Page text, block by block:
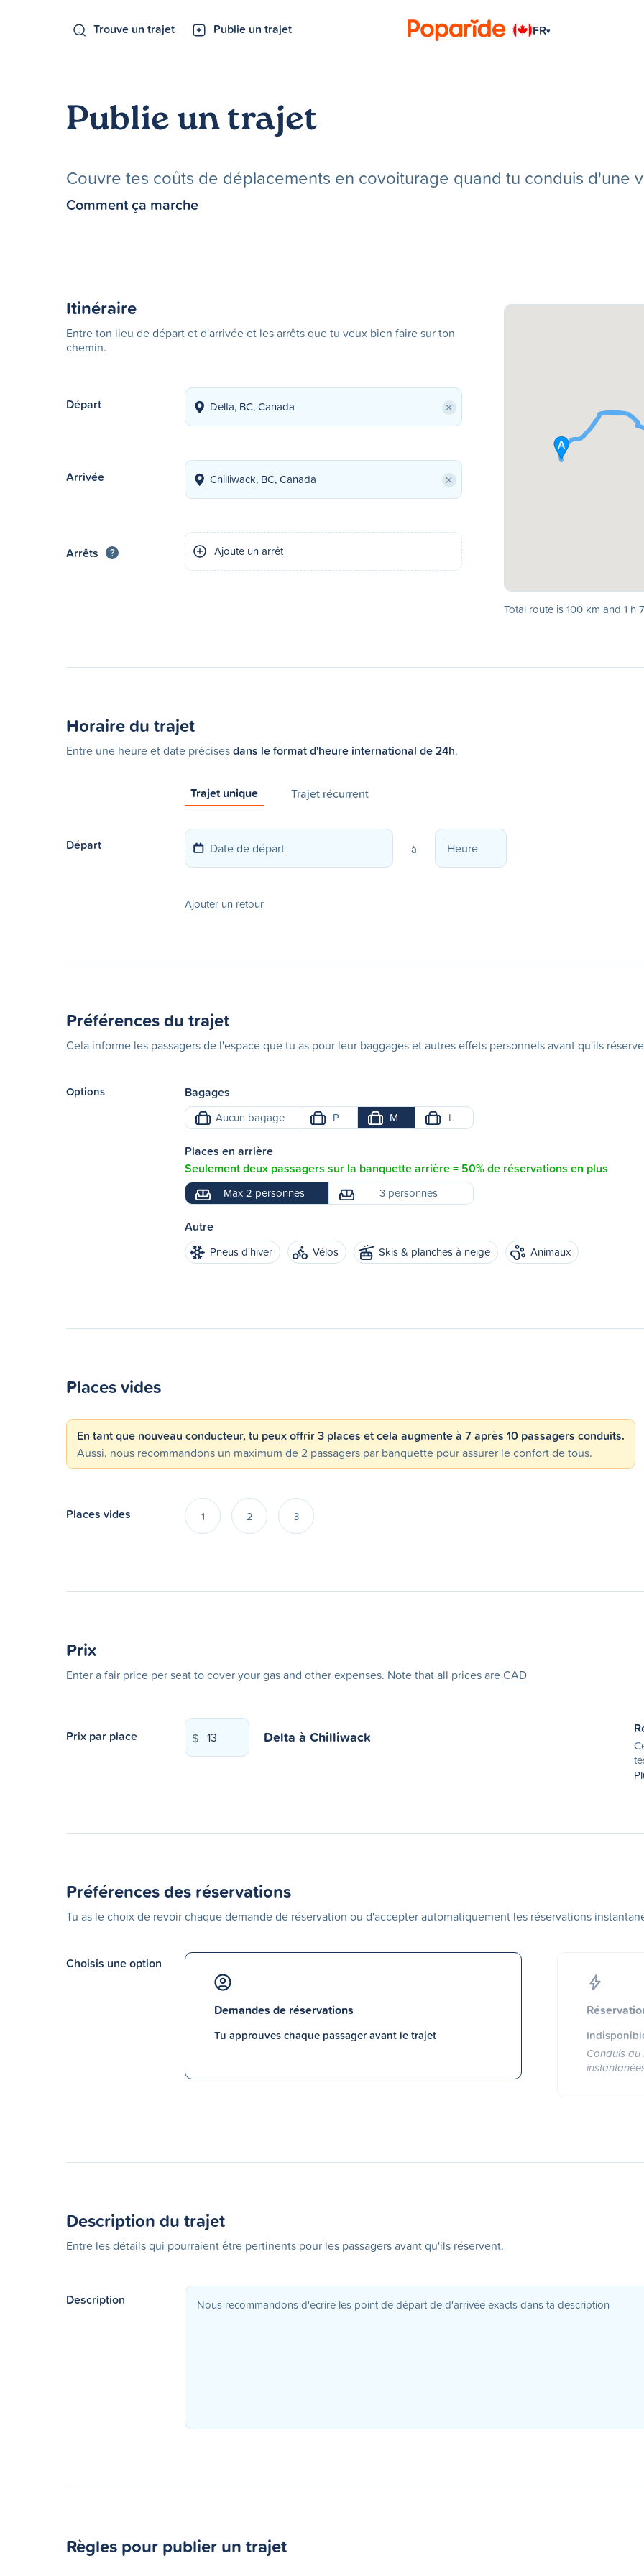
Trouve un trajet Publie un trajet FR▾
Publie un trajet
Couvre tes coûts de déplacements en covoiturage quand tu conduis d'une
Comment ça marche
Itinéraire
Entre ton lieu de départ et d'arrivée et les arrêts que tu veux bien faire sur ton
chemin.
Départ ×
Arrivée ×
Arrêts ? Ajoute un arrêt
Total route is 100 km and 1 h
Horaire du trajet
Entre une heure et date précisesdans le format d'heure international de 24h.
Trajet unique Trajet récurrent
Départ à
Ajouter un retour
Préférences du trajet
Cela informe les passagers de l'espace que tu as pour leur baggages et autres effets personnels avant qu'ils
Options Bagages
Aucun bagage P M L
Places en arrière
Seulement deux passagers sur la banquette arrière = 50% de réservations en plus
Max 2 personnes 3 personnes
Autre
Pneus d'hiver Vélos Skis & planches à neige Animaux
Places vides
En tant que nouveau conducteur, tu peux offrir 3 places et cela augmente à 7 après 10 passagers conduits.
Aussi, nous recommandons un maximum de 2 passagers par banquette pour assurer le confort de tous.
Places vides 1 2 3
Prix
Enter a fair price per seat to cover your gas and other expenses. Note that all prices areCAD
Prix par place $ Delta àChilliwack
Préférences des réservations
Tu as le choix de revoir chaque demande de réservation ou d'accepter automatiquement les réservations
Choisis une option
Demandes de réservations
Tu approuves chaque passager avant le trajet
Conduis
Description du trajet
Entre les détails qui pourraient être pertinents pour les passagers avant qu'ils réservent.
Description
Règles pour publier un trajet